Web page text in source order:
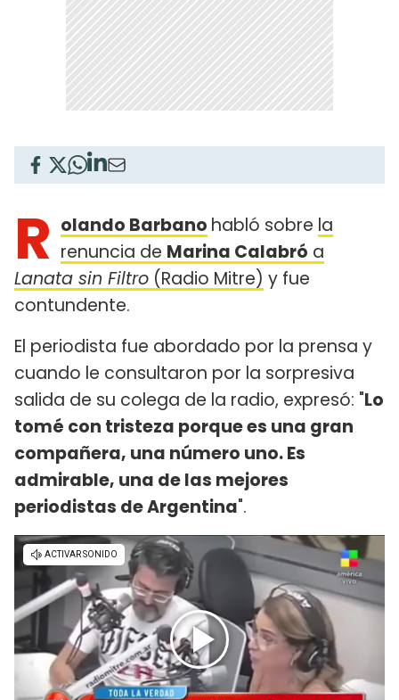
R olando Barbano habló sobre la
renuncia de Marina Calabró a
Lanata sin Filtro (Radio Mitre) y fue
contundente.
El periodista fue abordado por la prensa y
cuando le consultaron por la sorpresiva
salida de su colega de la radio, expresó: "Lo
tomé con tristeza porque es una gran
compañera, una número uno. Es
admirable, una de las mejores
periodistas de Argentina".